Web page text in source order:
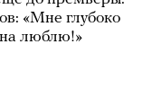
«Мне глубоко
люблю!»